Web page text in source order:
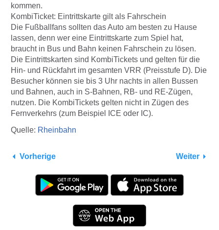
kommen.
KombiTicket: Eintrittskarte gilt als Fahrschein
Die Fußballfans sollten das Auto am besten zu Hause
lassen, denn wer eine Eintrittskarte zum Spiel hat,
braucht in Bus und Bahn keinen Fahrschein zu lösen.
Die Eintrittskarten sind KombiTickets und gelten für die
Hin- und Rückfahrt im gesamten VRR (Preisstufe D). Die
Besucher können sie bis 3 Uhr nachts in allen Bussen
und Bahnen, auch in S-Bahnen, RB- und RE-Zügen,
nutzen. Die KombiTickets gelten nicht in Zügen des
Fernverkehrs (zum Beispiel ICE oder IC).
Quelle: Rheinbahn
Vorherige Weiter